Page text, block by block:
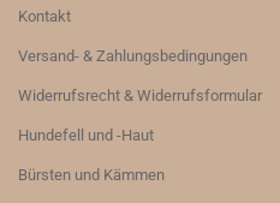
Kontakt
Versand- & Zahlungsbedingungen
Widerrufsrecht & Widerrufsformular
Hundefell und -Haut
Bürsten und Kämmen